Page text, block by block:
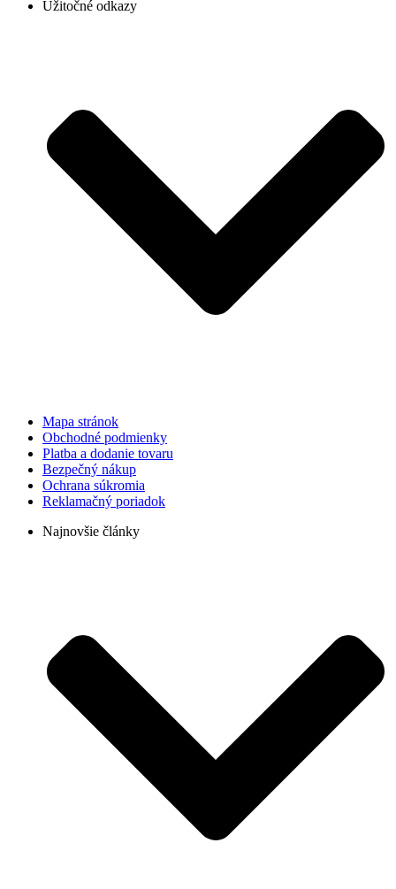
Užitočné odkazy
Mapa stránok
Obchodné podmienky
Platba a dodanie tovaru
Bezpečný nákup
Ochrana súkromia
Reklamačný poriadok
Najnovšie články